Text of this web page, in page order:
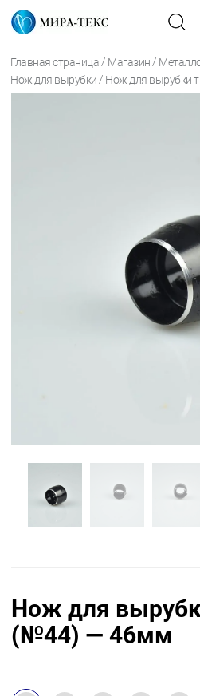
Главная страница / Магазин /
Нож для вырубки / Нож для вырубки
Нож для
(№44) — 46мм